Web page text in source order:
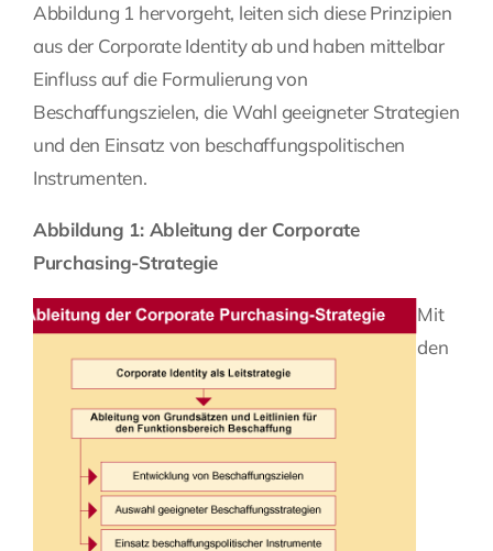
Abbildung 1 hervorgeht, leiten sich diese Prinzipien
aus der Corporate Identity ab und haben mittelbar
Einfluss auf die Formulierung von
Beschaffungszielen, die Wahl geeigneter Strategien
und den Einsatz von beschaffungspolitischen
Instrumenten.
Abbildung 1: Ableitung der Corporate
Purchasing-Strategie
Mit
den